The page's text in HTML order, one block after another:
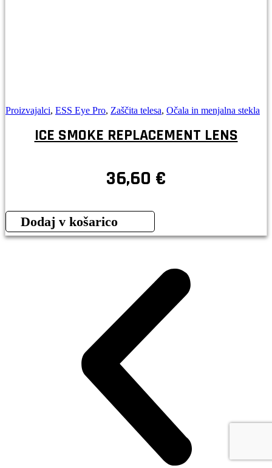
Proizvajalci, ESS Eye Pro, Zaščita telesa, Očala in menjalna stekla
ICE SMOKE REPLACEMENT LENS
36,60 €
Dodaj v košarico